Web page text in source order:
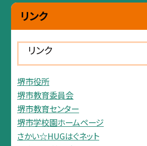
リンク
リンク
堺市役所
堺市教育委員会
堺市教育センター
堺市学校園ホームページ
さかい☆HUGはぐネット